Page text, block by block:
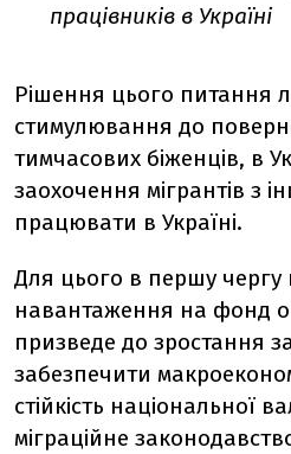
працівників в Україні
Рішення цього питання
стимулювання до
тимчасових біженців, в
заохочення мігрантів з
працювати в Україні.
Для цього в першу чергу
навантаження на фонд
призведе до зростання
забезпечити
стійкість національної
міграційне